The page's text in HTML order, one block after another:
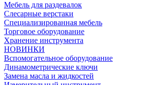
Мебель для раздевалок
Слесарные верстаки
Специализированная мебель
Торговое оборудование
Хранение инструмента
НОВИНКИ
Вспомогательное оборудование
Динамометрические ключи
Замена масла и жидкостей